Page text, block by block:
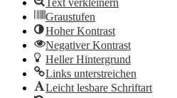
Text verkleinern
Graustufen
Hoher Kontrast
Negativer Kontrast
Heller Hintergrund
Links unterstreichen
Leicht lesbare Schriftart